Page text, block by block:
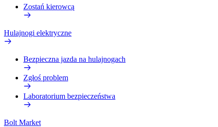
Zostań kierowcą
Hulajnogi elektryczne
Bezpieczna jazda na hulajnogach
Zgłoś problem
Laboratorium bezpieczeństwa
Bolt Market